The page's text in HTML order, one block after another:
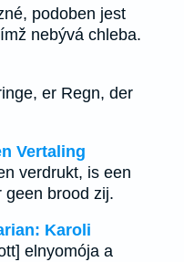
podoben jest
nebývá chleba.
er Regn, der
Vertaling
verdrukt, is een
geen brood zij.
Karoli
elnyomója a